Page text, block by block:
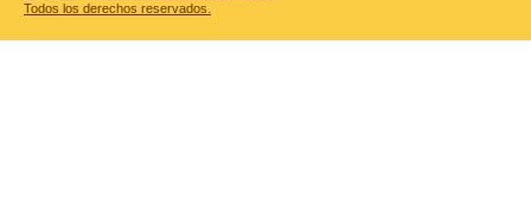
Todos los derechos reservados.